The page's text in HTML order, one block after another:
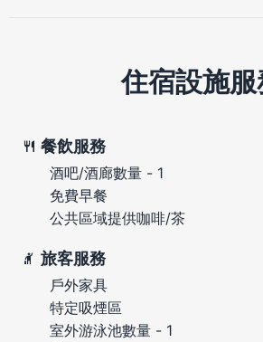
住宿設施服
餐飲服務
酒吧/酒廊數量 - 1
免費早餐
公共區域提供咖啡/茶
旅客服務
戶外家具
特定吸煙區
室外游泳池數量 - 1